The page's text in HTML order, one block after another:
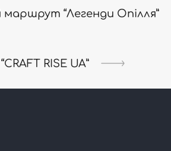
маршрут “Легенди Опілля”
RISE UA”